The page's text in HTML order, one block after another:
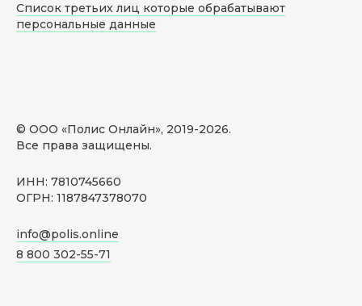
© ООО «Полис Онлайн», 2019-2026.
Все права защищены.
ИНН: 7810745660
ОГРН: 1187847378070
info@polis.online
8 800 302-55-71
Список третьих лиц которые обрабатывают
персональные данные